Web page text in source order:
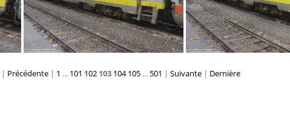
| Précédente | 1 ... 101 102 103 104 105 ... 501 | Suivante | Dernière